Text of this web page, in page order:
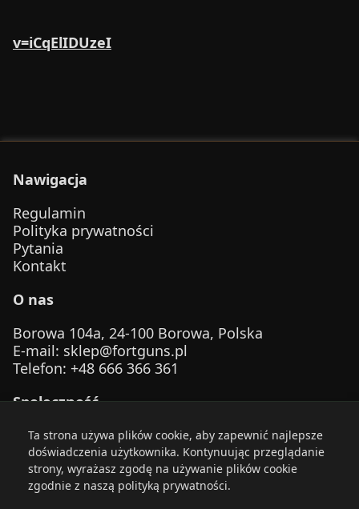
v=iCqElIDUzeI
Nawigacja
Regulamin
Polityka prywatności
Pytania
Kontakt
O nas
Borowa 104a, 24-100 Borowa, Polska
E-mail: sklep@fortguns.pl
Telefon: +48 666 366 361
Społeczność
Ta strona używa plików cookie, aby zapewnić najlepsze
doświadczenia użytkownika. Kontynuując przeglądanie
strony, wyrażasz zgodę na używanie plików cookie
zgodnie z naszą polityką prywatności.